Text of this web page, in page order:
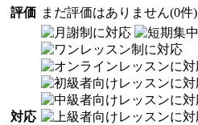
評価 まだ評価はありません(0件)
対応